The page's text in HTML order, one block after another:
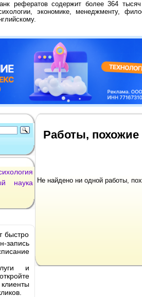
рефератов содержит более 364
экономике, менеджменту,
наука
быстро
запись
и
Работы, похожие
Не найдено ни одной работы,